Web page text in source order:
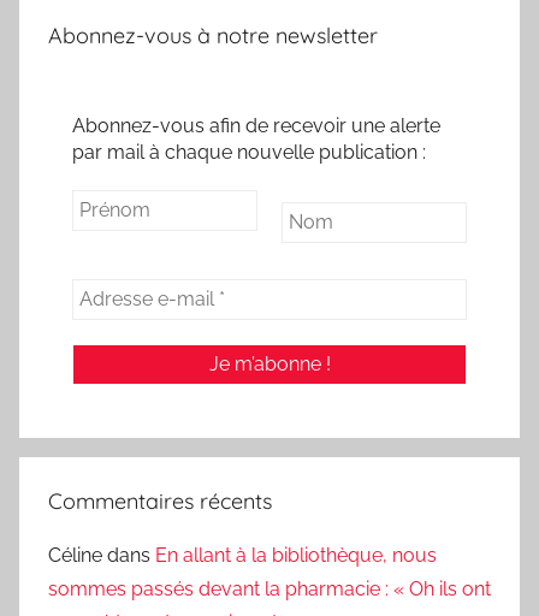
Abonnez-vous à notre newsletter
Abonnez-vous afin de recevoir une alerte
par mail à chaque nouvelle publication :
Commentaires récents
Céline dans En allant à la bibliothèque, nous
sommes passés devant la pharmacie : « Oh ils ont